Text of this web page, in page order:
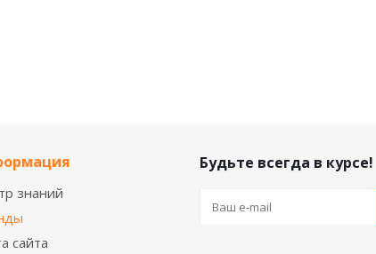
знаний
сайта
Будьте всегда в курсе!